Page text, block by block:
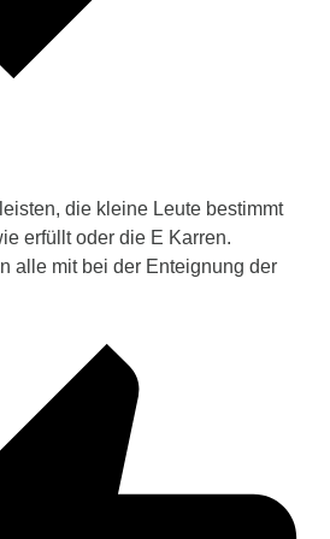
die kleine Leute bestimmt
erfüllt oder die E Karren.
alle mit bei der Enteignung der